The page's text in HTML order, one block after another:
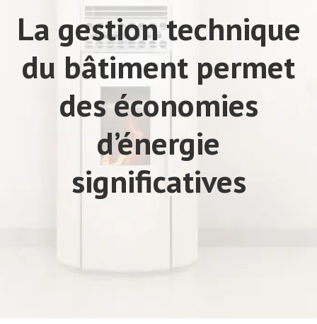
La gestion technique
du bâtiment permet
des économies
d’énergie
significatives